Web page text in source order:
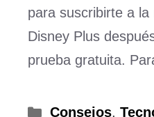
para suscribirte a
Disney Plus
prueba gratuita.
Categorías
Consejos,